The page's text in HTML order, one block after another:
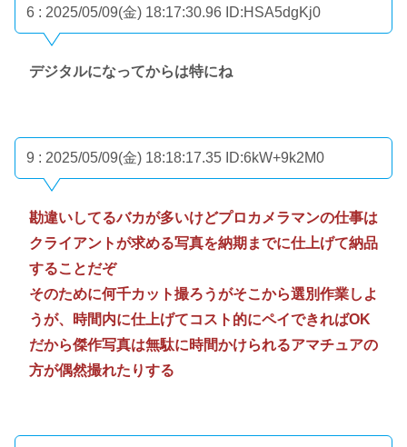
6 : 2025/05/09(金) 18:17:30.96 ID:HSA5dgKj0
デジタルになってからは特にね
9 : 2025/05/09(金) 18:18:17.35 ID:6kW+9k2M0
勘違いしてるバカが多いけどプロカメラマンの仕事は
クライアントが求める写真を納期までに仕上げて納品
することだぞ
そのために何千カット撮ろうがそこから選別作業しよ
うが、時間内に仕上げてコスト的にペイできればOK
だから傑作写真は無駄に時間かけられるアマチュアの
方が偶然撮れたりする